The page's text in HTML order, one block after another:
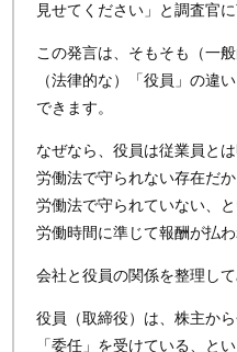
見せてください」と調査官
この発言は、そもそも（一
（法律的な）「役員」の違
できます。
なぜなら、役員は従業員とは
労働法で守られない存在だか
労働法で守られていない、
労働時間に準じて報酬が払
会社と役員の関係を整理して
役員（取締役）は、株主か
「委任」を受けている、と